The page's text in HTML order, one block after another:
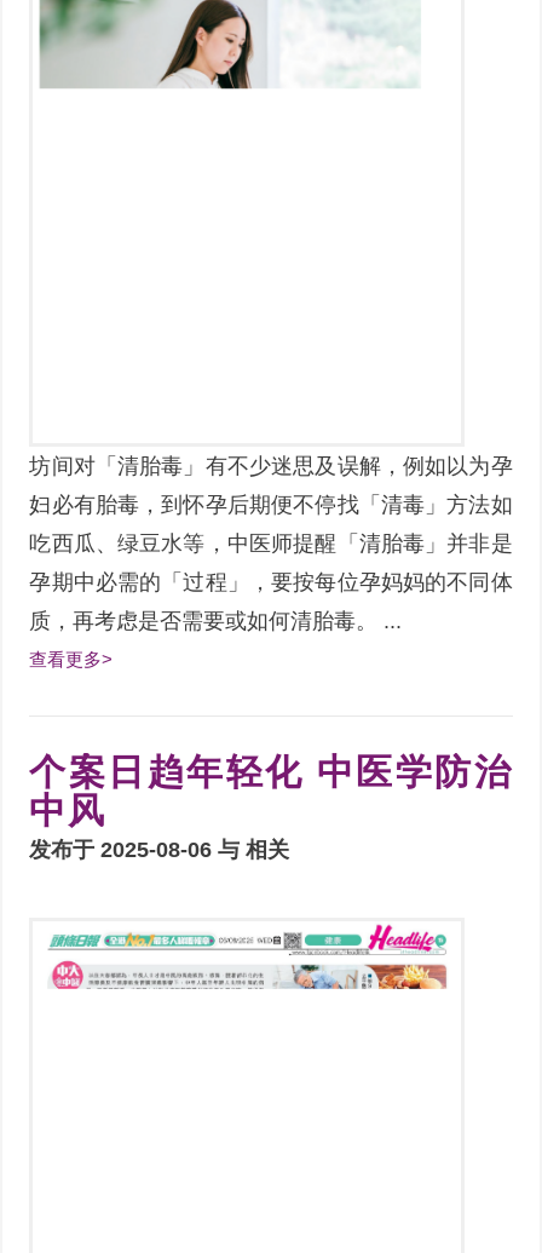
坊间对「清胎毒」有不少迷思及误解，例如以为孕
妇必有胎毒，到怀孕后期便不停找「清毒」方法如
吃西瓜、绿豆水等，中医师提醒「清胎毒」并非是
孕期中必需的「过程」，要按每位孕妈妈的不同体
质，再考虑是否需要或如何清胎毒。 ...
查看更多>
个案日趋年轻化 中医学防治
中风
发布于 2025-08-06 与相关